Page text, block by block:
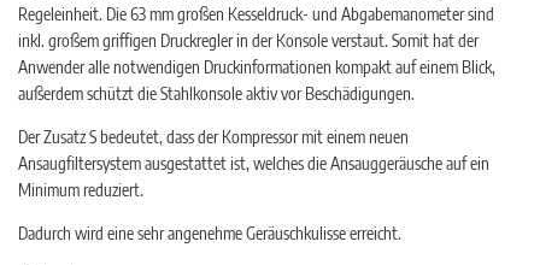
Regeleinheit. Die 63 mm großen Kesseldruck- und Abgabemanometer sind
inkl. großem griffigen Druckregler in der Konsole verstaut. Somit hat der
Anwender alle notwendigen Druckinformationen kompakt auf einem Blick,
außerdem schützt die Stahlkonsole aktiv vor Beschädigungen.
Der Zusatz S bedeutet, dass der Kompressor mit einem neuen
Ansaugfiltersystem ausgestattet ist, welches die Ansauggeräusche auf ein
Minimum reduziert.
Dadurch wird eine sehr angenehme Geräuschkulisse erreicht.